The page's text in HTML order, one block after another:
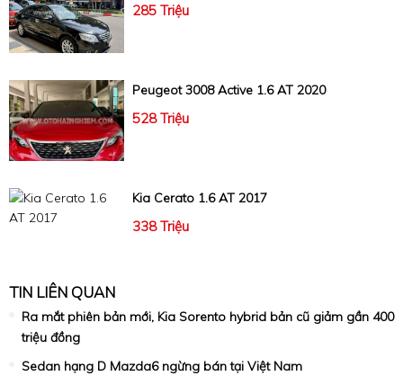
285 Triệu
Peugeot 3008 Active 1.6 AT 2020
528 Triệu
Kia Cerato 1.6 AT 2017
338 Triệu
TIN LIÊN QUAN
Ra mắt phiên bản mới, Kia Sorento hybrid bản cũ giảm gần 400
triệu đồng
Sedan hạng D Mazda6 ngừng bán tại Việt Nam